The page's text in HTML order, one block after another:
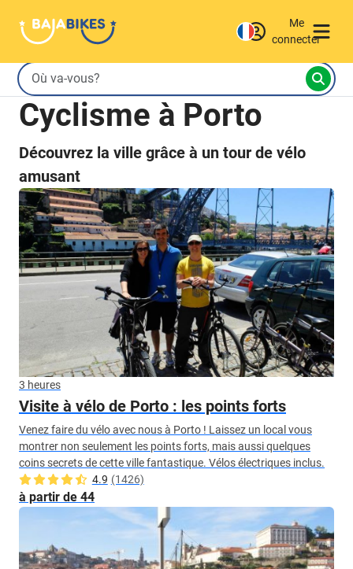
Me
connecter
Cyclisme à Porto
Découvrez la ville grâce à un tour de vélo
amusant
3 heures
Visite à vélo de Porto : les points forts
Venez faire du vélo avec nous à Porto ! Laissez un local vous
montrer non seulement les points forts, mais aussi quelques
coins secrets de cette ville fantastique. Vélos électriques inclus.
4.9 (1426)
à partir de 44